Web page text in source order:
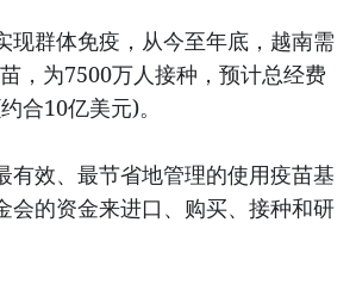
现群体免疫，从今至年底，越南需
，为7500万人接种，预计总经费
合10亿美元)。
有效、最节省地管理的使用疫苗基
会的资金来进口、购买、接种和研